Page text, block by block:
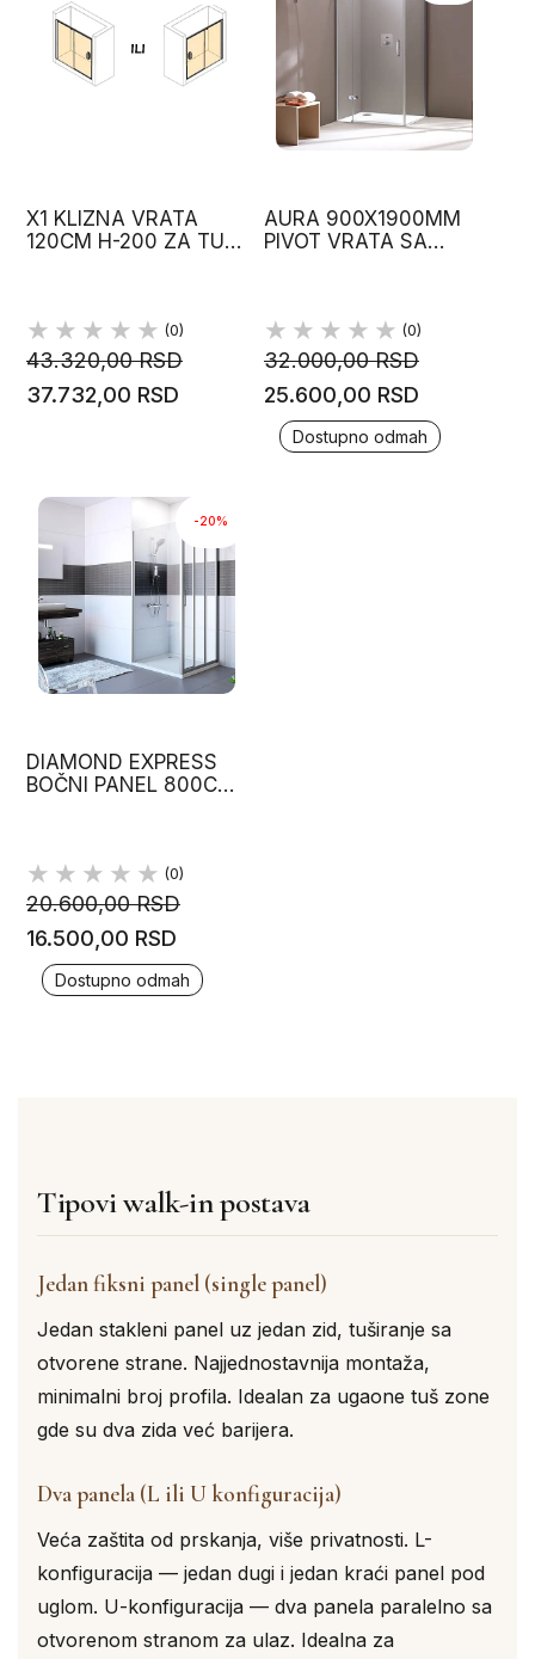
X1 KLIZNA VRATA
120CM H-200 ZA TUŠ
(0)
43.320,00 RSD
37.732,00 RSD
AURA 900X1900MM
PIVOT VRATA SA
GLOSS
(0)
32.000,00 RSD
25.600,00 RSD
Dostupno odmah
-20%
DIAMOND EXPRESS
BOČNI PANEL 800CM,
(0)
20.600,00 RSD
16.500,00 RSD
Dostupno odmah
Tipovi walk-in postava
Jedan fiksni panel (single panel)
Jedan stakleni panel uz jedan zid, tuširanje sa
otvorene strane. Najjednostavnija montaža,
minimalni broj profila. Idealan za ugaone tuš zone
gde su dva zida već barijera.
Dva panela (L ili U konfiguracija)
Veća zaštita od prskanja, više privatnosti. L-
konfiguracija — jedan dugi i jedan kraći panel pod
uglom. U-konfiguracija — dva panela paralelno sa
otvorenom stranom za ulaz. Idealna za